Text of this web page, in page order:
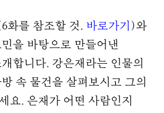
화를 참조할 것. 바로가기 )와
을 바탕으로 만들어낸
합니다. 강은재라는 인물의
속 물건을 살펴보시고 그의
요. 은재가 어떤 사람인지